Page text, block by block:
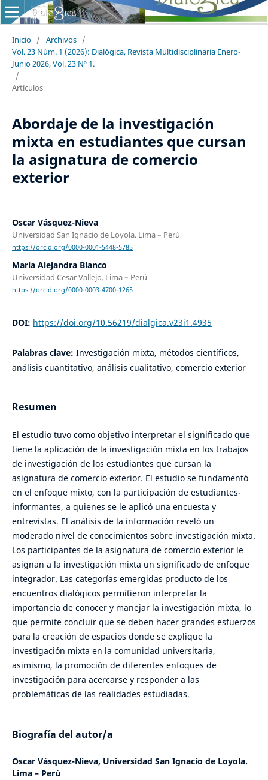
Inicio / Archivos /
Vol. 23 Núm. 1 (2026): Dialógica, Revista Multidisciplinaria Enero-
Junio 2026, Vol. 23 Nº 1.
/
Artículos
Abordaje de la investigación
mixta en estudiantes que cursan
la asignatura de comercio
exterior
Oscar Vásquez-Nieva
Universidad San Ignacio de Loyola. Lima – Perú
https://orcid.org/0000-0001-5448-5785
María Alejandra Blanco
Universidad Cesar Vallejo. Lima – Perú
https://orcid.org/0000-0003-4700-1265
DOI: https://doi.org/10.56219/dialgica.v23i1.4935
Palabras clave: Investigación mixta, métodos científicos,
análisis cuantitativo, análisis cualitativo, comercio exterior
Resumen
El estudio tuvo como objetivo interpretar el significado que
tiene la aplicación de la investigación mixta en los trabajos
de investigación de los estudiantes que cursan la
asignatura de comercio exterior. El estudio se fundamentó
en el enfoque mixto, con la participación de estudiantes-
informantes, a quienes se le aplicó una encuesta y
entrevistas. El análisis de la información reveló un
moderado nivel de conocimientos sobre investigación mixta.
Los participantes de la asignatura de comercio exterior le
asignan a la investigación mixta un significado de enfoque
integrador. Las categorías emergidas producto de los
encuentros dialógicos permitieron interpretar la
importancia de conocer y manejar la investigación mixta, lo
que permite concluir que se deben hacer grandes esfuerzos
para la creación de espacios donde se explique la
investigación mixta en la comunidad universitaria,
asimismo, la promoción de diferentes enfoques de
investigación para acercarse y responder a las
problemáticas de las realidades estudiadas.
Biografía del autor/a
Oscar Vásquez-Nieva, Universidad San Ignacio de Loyola.
Lima – Perú